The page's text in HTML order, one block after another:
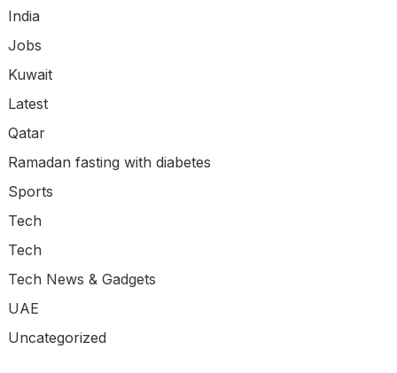
India
Jobs
Kuwait
Latest
Qatar
Ramadan fasting with diabetes
Sports
Tech
Tech
Tech News & Gadgets
UAE
Uncategorized